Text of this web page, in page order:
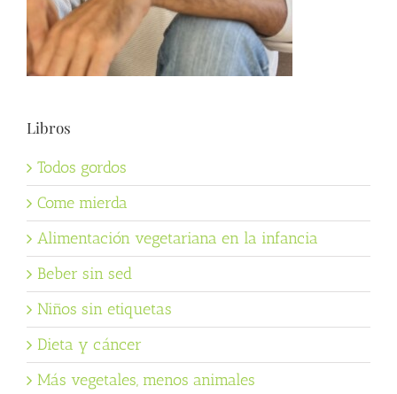
Libros
Todos gordos
Come mierda
Alimentación vegetariana en la infancia
Beber sin sed
Niños sin etiquetas
Dieta y cáncer
Más vegetales, menos animales